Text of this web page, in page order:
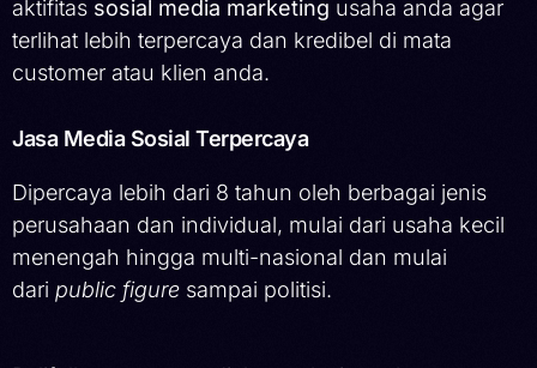
aktifitas sosial media marketing usaha anda agar
terlihat lebih terpercaya dan kredibel di mata
customer atau klien anda.
Jasa Media Sosial Terpercaya
Dipercaya lebih dari 8 tahun oleh berbagai jenis
perusahaan dan individual, mulai dari usaha kecil
menengah hingga multi-nasional dan mulai
dari public figure sampai politisi.